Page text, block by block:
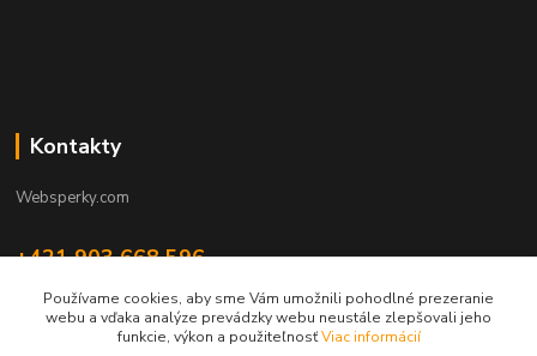
Kontakty
Websperky.com
+421 903 668 596
info@websperky.com
Používame cookies, aby sme Vám umožnili pohodlné prezeranie
webu a vďaka analýze prevádzky webu neustále zlepšovali jeho
funkcie, výkon a použiteľnosťViac informácií